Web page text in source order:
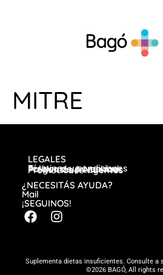
MITRE
LEGALES
Términos y condiciones
Política de privacidad
Preguntas frecuentes
Promociones vigentes
¿NECESITÁS AYUDA?
Mail
¡SEGUINOS!
Suplementa dietas insuficientes. Consulte
©2026 BAGÓ, All rights